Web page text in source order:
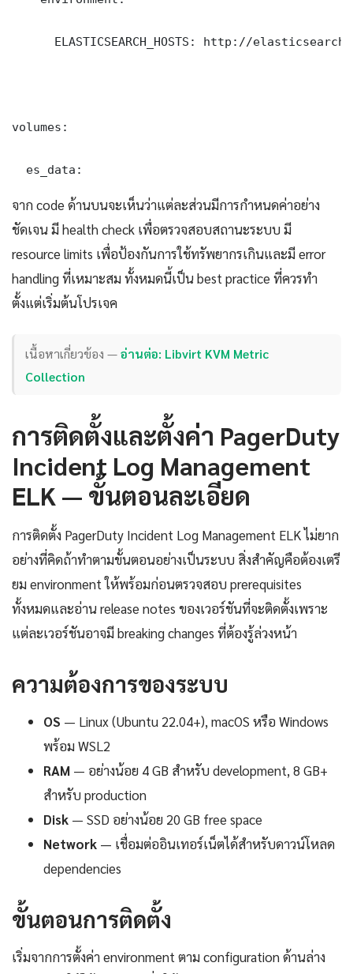
ELASTICSEARCH_HOSTS: http://
volumes:
  es_data:
จาก code ด้านบนจะเห็นว่าแต่ละส่วนมีการกำหนดค่าอย่าง
ชัดเจน มี health check เพื่อตรวจสอบสถานะระบบ มี
resource limits เพื่อป้องกันการใช้ทรัพยากรเกินและมี error
handling ที่เหมาะสม ทั้งหมดนี้เป็น best practice ที่ควรทำ
ตั้งแต่เริ่มต้นโปรเจค
เนื้อหาเกี่ยวข้อง —อ่านต่อ: Libvirt KVM Metric
Collection
การติดตั้งและตั้งค่า PagerDuty
Incident Log Management
ELK — ขั้นตอนละเอียด
การติดตั้ง PagerDuty Incident Log Management ELK ไม่ยาก
อย่างที่คิดถ้าทำตามขั้นตอนอย่างเป็นระบบ สิ่งสำคัญคือต้องเตรี
ยม environment ให้พร้อมก่อนตรวจสอบ prerequisites
ทั้งหมดและอ่าน release notes ของเวอร์ชันที่จะติดตั้งเพราะ
แต่ละเวอร์ชันอาจมี breaking changes ที่ต้องรู้ล่วงหน้า
ความต้องการของระบบ
OS — Linux (Ubuntu 22.04+), macOS หรือ Windows
พร้อม WSL2
RAM — อย่างน้อย 4 GB สำหรับ development, 8 GB+
สำหรับ production
Disk — SSD อย่างน้อย 20 GB free space
Network — เชื่อมต่ออินเทอร์เน็ตได้สำหรับดาวน์โหลด
dependencies
ขั้นตอนการติดตั้ง
เริ่มจากการตั้งค่า environment ตาม configuration ด้านล่าง